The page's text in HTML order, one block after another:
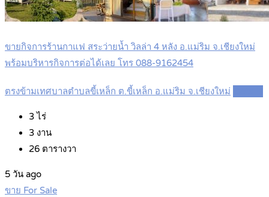
ขายกิจการร้านกาแฟ สระว่ายน้ำ วิลล่า 4 หลัง อ.แม่ริม จ.เชียงใหม่
พร้อมบริหารกิจการต่อได้เลย โทร 088-9162454
ตรงข้ามเทศบาลตำบลขี้เหล็ก ต.ขี้เหล็ก อ.แม่ริม จ.เชียงใหม่
3ไร่
3 งาน
26 ตารางวา
5 วัน ago
ขาย For Sale